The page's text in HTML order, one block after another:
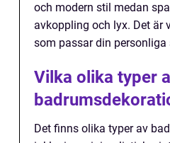
och modern stil medan
avkoppling och lyx. Det är
som passar din personliga
Vilka olika typer
Det finns olika typer av